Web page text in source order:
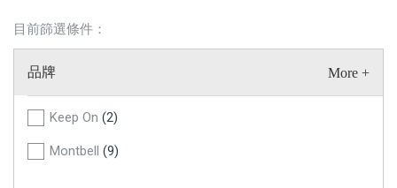
目前篩選條件：
品牌
Keep On (2)
Montbell (9)